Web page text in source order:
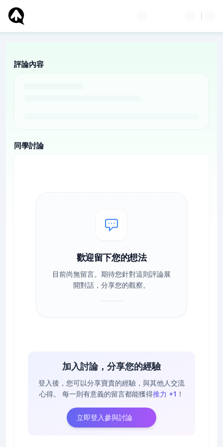
評論內容
同學討論
歡迎留下您的想法
目前尚無留言。期待您針對這則評論展
開對話，分享您的觀察。
加入討論，分享您的經驗
登入後，您可以分享寶貴的經驗，與其他人交流
心得。
每一則有意義的留言都能獲得推力 +1 ！
立即登入參與討論